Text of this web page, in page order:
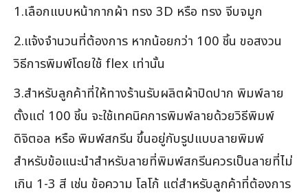
1.เลือกแบบหน้ากากผ้า ทรง 3D หรือ ทรง จีบจมูก
2.แจ้งจำนวนที่ต้องการ หากน้อยกว่า 100 ชิ้น ขอสงวน
วิธีการพิมพ์โดยใช้ flex เท่านั้น
3.สำหรับลูกค้าที่ให้ทางร้านรับผลิตผ้าปิดปาก พิมพ์ลาย
ตั้งแต่ 100 ชิ้น จะใช้เทคนิคการพิมพ์ลายด้วยวิธีพิมพ์
ดิจิตอล หรือ พิมพ์สกรีน ขึ้นอยู่กับรูปแบบลายพิมพ์
สำหรับข้อแนะนำสำหรับลายที่พิมพ์สกรีนควรเป็นลายที่ไม่
เกิน 1-3 สี เช่น ข้อความ โลโก้ แต่สำหรับลูกค้าที่ต้องการ